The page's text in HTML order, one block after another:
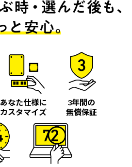
あなた仕様に
カスタマイズ
3年間の
無償保証